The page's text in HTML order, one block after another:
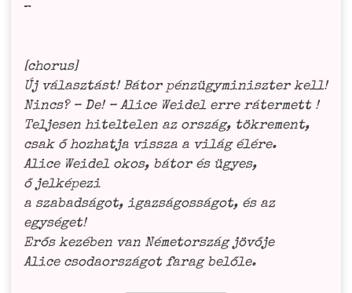
–
[cho­rus]
Új válasz­tást! Bátor pén­zü­gy­mi­nisz­ter kell!
Nincs? – De! – Ali­ce Wei­del erre ráter­mett !
Tel­je­sen hitel­te­len az ország, tökre­ment,
csak ő hoz­hat­ja viss­za a világ élé­re.
Ali­ce Wei­del okos, bátor és ügyes,
ő jel­ké­pe­zi
a sza­bad­sá­got, igaz­sá­gos­sá­got, és az
egy­sé­get!
Erős kezé­ben van Néme­tor­szág jövő­je
Ali­ce cso­da­or­szá­got farag belőle.